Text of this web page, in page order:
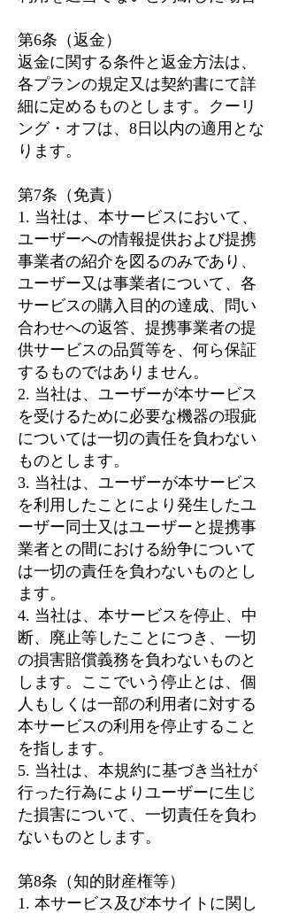
第6条（返金）
返金に関する条件と返金方法は、
各プランの規定又は契約書にて詳
細に定めるものとします。クーリ
ング・オフは、8日以内の適用とな
ります。
第7条（免責）
1. 当社は、本サービスにおいて、
ユーザーへの情報提供および提携
事業者の紹介を図るのみであり、
ユーザー又は事業者について、各
サービスの購入目的の達成、問い
合わせへの返答、提携事業者の提
供サービスの品質等を、何ら保証
するものではありません。
2. 当社は、ユーザーが本サービス
を受けるために必要な機器の瑕疵
については一切の責任を負わない
ものとします。
3. 当社は、ユーザーが本サービス
を利用したことにより発生したユ
ーザー同士又はユーザーと提携事
業者との間における紛争について
は一切の責任を負わないものとし
ます。
4. 当社は、本サービスを停止、中
断、廃止等したことにつき、一切
の損害賠償義務を負わないものと
します。ここでいう停止とは、個
人もしくは一部の利用者に対する
本サービスの利用を停止すること
を指します。
5. 当社は、本規約に基づき当社が
行った行為によりユーザーに生じ
た損害について、一切責任を負わ
ないものとします。
第8条（知的財産権等）
1. 本サービス及び本サイトに関し